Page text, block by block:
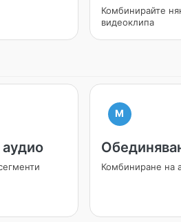
Комбинирайте
видеоклипа
M
Комбиниране на